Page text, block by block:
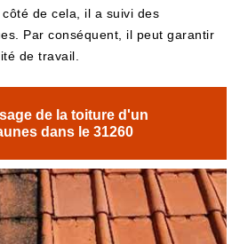
de cela, il a suivi des
Par conséquent, il peut garantir
de travail.
de la toiture d'un
dans le 31260